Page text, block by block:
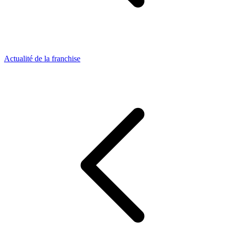
Actualité de la franchise